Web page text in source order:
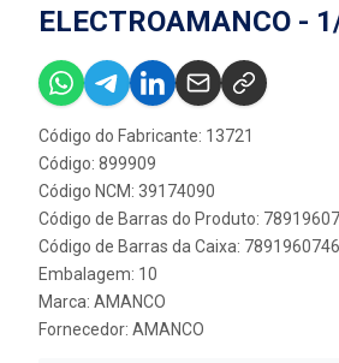
ELECTROAMANCO -
Código do Fabricante: 13721
Código: 899909
Código NCM: 39174090
Código de Barras do Produto:
Código de Barras da Caixa:
Embalagem: 10
Marca: AMANCO
Fornecedor: AMANCO